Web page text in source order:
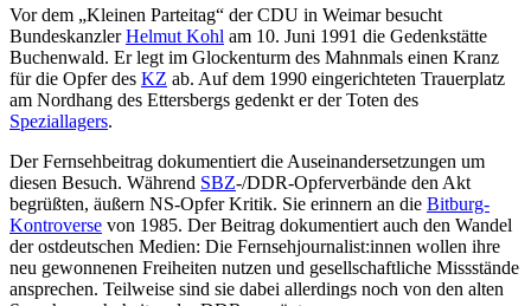
Vor dem „Kleinen Parteitag“ der CDU in Weimar besucht
BundeskanzlerHelmut Kohl am 10. Juni 1991 die Gedenkstätte
Buchenwald. Er legt im Glockenturm des Mahnmals einen Kranz
für die Opfer des KZ ab. Auf dem 1990 eingerichteten Trauerplatz
am Nordhang des Ettersbergs gedenkt er der Toten des
Speziallagers.
Der Fernsehbeitrag dokumentiert die Auseinandersetzungen um
diesen Besuch. Während SBZ-/DDR-Opferverbände den Akt
begrüßten, äußern NS-Opfer Kritik. Sie erinnern an die Bitburg-
Kontroverse von 1985. Der Beitrag dokumentiert auch den Wandel
der ostdeutschen Medien: Die Fernsehjournalist:innen wollen ihre
neu gewonnenen Freiheiten nutzen und gesellschaftliche Missstände
ansprechen. Teilweise sind sie dabei allerdings noch von den alten